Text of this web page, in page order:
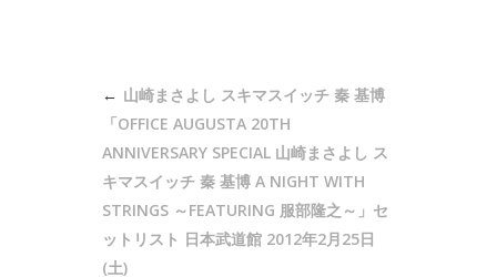
山崎まさよし スキマスイッチ 秦 基博
「OFFICE AUGUSTA 20TH
ANNIVERSARY SPECIAL 山崎まさよし ス
キマスイッチ 秦 基博 A NIGHT WITH
STRINGS ～FEATURING 服部隆之～」セ
ットリスト 日本武道館 2012年2月25日
(土)